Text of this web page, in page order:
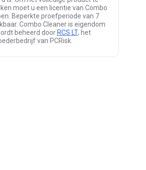
moet u een licentie van Combo
Beperkte proefperiode van 7
Combo Cleaner is eigendom
beheerd door RCS LT, het
van PCRisk.